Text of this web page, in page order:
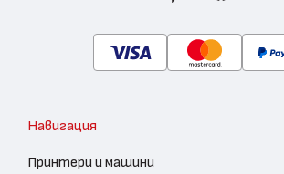
Навигация
Принтери и машини